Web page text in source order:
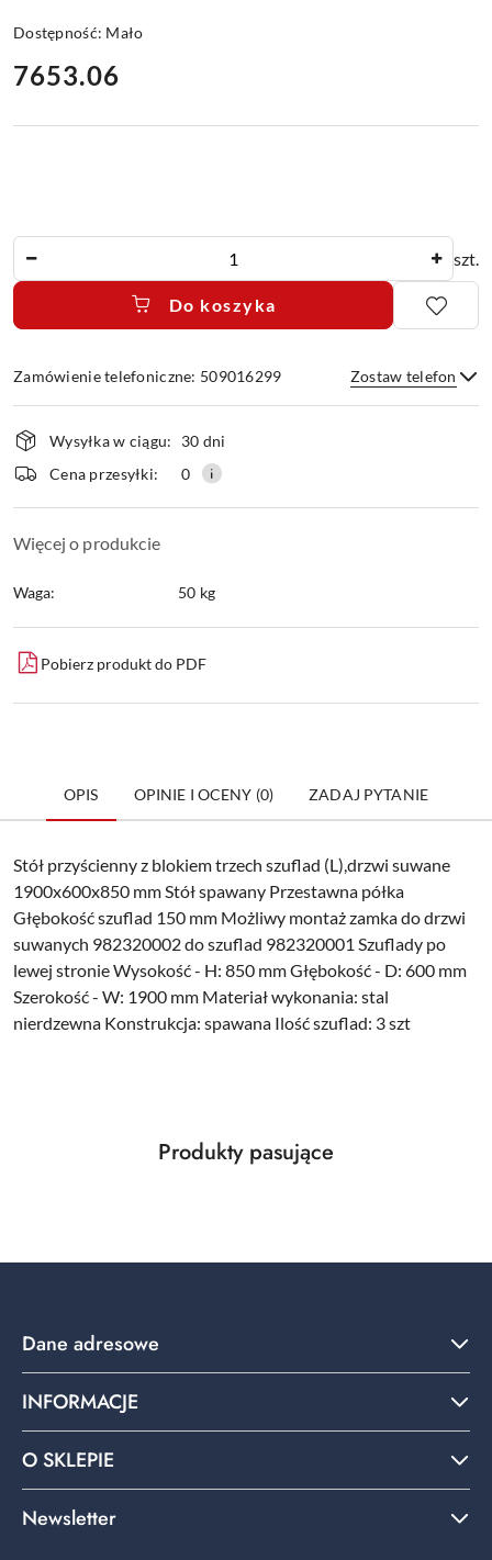
Dostępność: Mało
cena:
7653.06
szt.
Do koszyka
Zamówienie telefoniczne: 509016299 Zostaw telefon
Wyślij
Dostępność
i
dostawa
Wysyłka w ciągu:
30 dni
Cena przesyłki:
0
Więcej o produkcie
Waga: 50 kg
Pobierz produkt do PDF
OPIS OPINIE I OCENY (0) ZADAJ PYTANIE
Stół przyścienny z blokiem trzech szuflad (L),drzwi suwane
1900x600x850 mm Stół spawany Przestawna półka
Głębokość szuflad 150 mm Możliwy montaż zamka do drzwi
suwanych 982320002 do szuflad 982320001 Szuflady po
lewej stronie Wysokość - H: 850 mm Głębokość - D: 600 mm
Szerokość - W: 1900 mm Materiał wykonania: stal
nierdzewna Konstrukcja: spawana Ilość szuflad: 3 szt
Pomiń karuzelę produktów
Produkty
Produkty pasujące
Dane adresowe
INFORMACJE
O SKLEPIE
Newsletter